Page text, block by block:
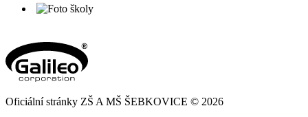
Oficiální stránky ZŠ A MŠ ŠEBKOVICE © 2026